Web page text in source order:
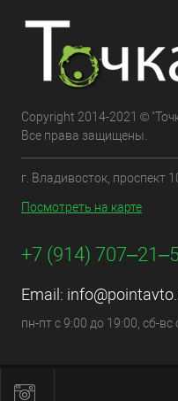
Copyright 2014-2021 ©
Все права защищены.
г. Владивосток, проспект
Посмотреть на карте
+7 (914)
Email:
пн-пт с 9:00 до 19:00, сб-вс